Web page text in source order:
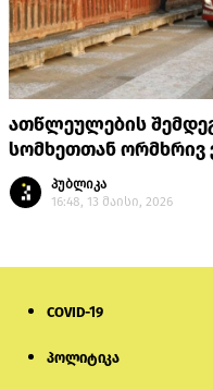
ათწლეულების
სომხეთთან ორმხრივ
პუბლიკა
16:48, 13 მაისი, 2026
COVID-19
პოლიტიკა